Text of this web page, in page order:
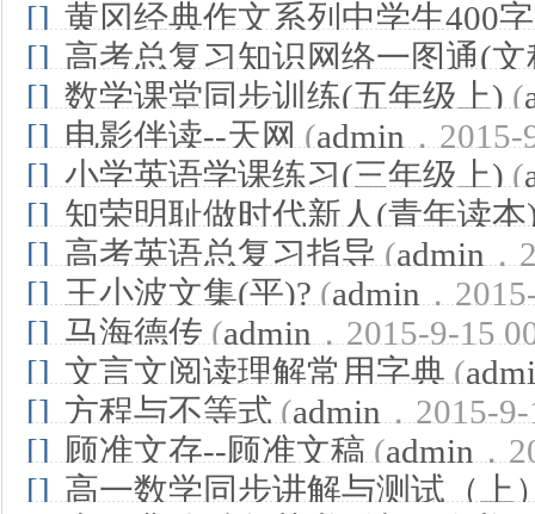
[] 黄冈经典作文系列中学生400
[] 高考总复习知识网络一图通(文
[] 数学课堂同步训练(五年级上) (
[] 电影伴读--天网 (admin ，
[] 小学英语学课练习(三年级上) (
[] 知荣明耻做时代新人(青年读本
[] 高考英语总复习指导 (admin
[] 王小波文集(平)? (admin ，
[] 马海德传 (admin ，2015-9-15
[] 文言文阅读理解常用字典 (
[] 方程与不等式 (admin ，2015-
[] 顾准文存--顾准文稿 (admin ，
[] 高一数学同步讲解与测试（上